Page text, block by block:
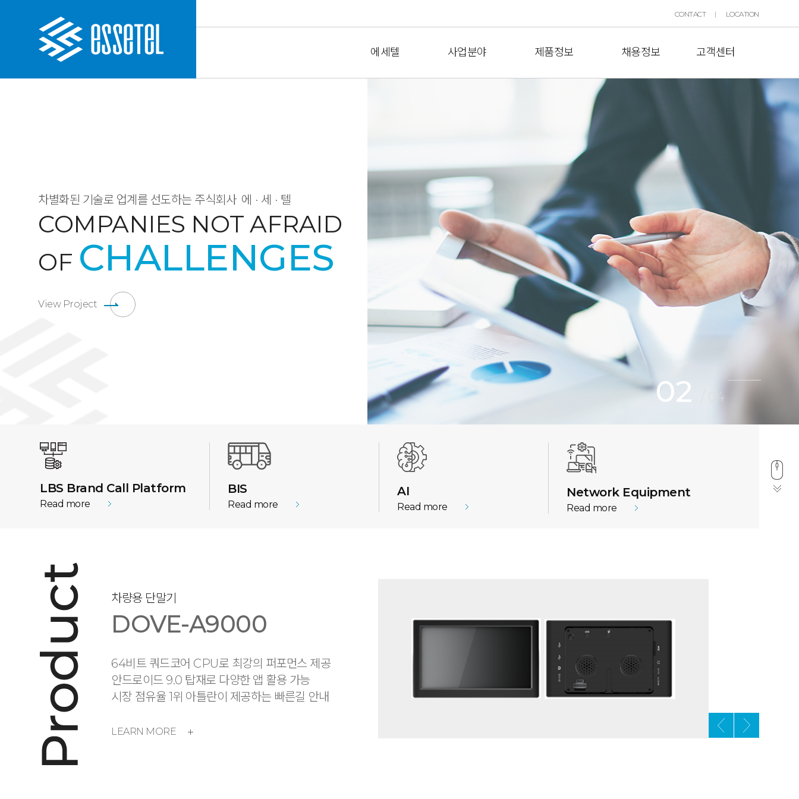
CONTACT LOCATION
에세텔 사업분야 제품정보 채용정보 고객센터
차별화된 기술로 업계를 선도하는 주식회사 에·세·텔
COMPANIES NOT AFRAID
OF CHALLENGES
View Project
02 04
LBS Brand Call Platform
Read more
BIS
Read more
AI
Read more
Network Equipment
Read more
차량용 단말기
DOVE-A9000
64비트 쿼드코어 CPU로 최강의 퍼포먼스 제공
안드로이드 9.0 탑재로 다양한 앱 활용 가능
시장 점유율 1위 아틀란이 제공하는 빠른길 안내
LEARN MORE